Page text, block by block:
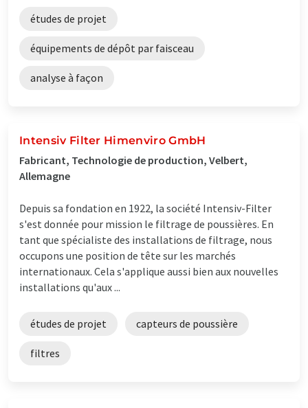
études de projet
équipements de dépôt par faisceau
analyse à façon
Intensiv Filter Himenviro GmbH
Fabricant, Technologie de production, Velbert,
Allemagne
Depuis sa fondation en 1922, la société Intensiv-Filter
s'est donnée pour mission le filtrage de poussières. En
tant que spécialiste des installations de filtrage, nous
occupons une position de tête sur les marchés
internationaux. Cela s'applique aussi bien aux nouvelles
installations qu'aux ...
études de projet capteurs de poussière
filtres